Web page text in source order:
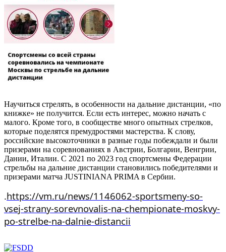
Научиться стрелять, в особенности на дальние дистанции, «по
книжке» не получится. Если есть интерес, можно начать с
малого. Кроме того, в сообществе много опытных стрелков,
которые поделятся премудростями мастерства. К слову,
российские высокоточники в разные годы побеждали и были
призерами на соревнованиях в Австрии, Болгарии, Венгрии,
Дании, Италии. С 2021 по 2023 год спортсмены Федерации
стрельбы на дальние дистанции становились победителями и
призерами матча JUSTINIANA PRIMA в Сербии.
.https://vm.ru/news/1146062-sportsmeny-so-
vsej-strany-sorevnovalis-na-chempionate-moskvy-
po-strelbe-na-dalnie-distancii